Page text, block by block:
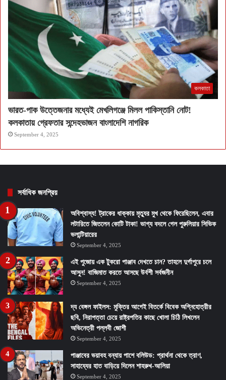
কলকাতা
ভারত-পাক উত্তেজনার মধ্যেই মেখলিগঞ্জে মিলল পাকিস্তানি নোট!
কলকাতায় গ্রেফতার সন্দেহভাজন বাংলাদেশি নাগরিক
September 4, 2025
সর্বাধিক জনপ্রিয়
অবিশ্বাস্য! ট্রাকের ধাক্কায় মৃত্যুর মুখ থেকে ফিরেছিলেন, এবার
লটারিতে জিতলেন কোটি টাকা! ভাগ্য বদলে গেল পুরুলিয়ার সিভিক
ভলান্টিয়ারের
September 4, 2025
এই পুজোয় এক টুকরো পাঞ্জাব দেখতে চান? তাহলে দুর্গাপুরে চলে
আসুন! বাজিমাত করতে আসছে উর্বশী সর্বজনীন
September 4, 2025
দ্য বেঙ্গল ফাইলস: মুক্তির আগেই বিতর্কে বিবেক অগ্নিহোত্রীর
ছবি, নিরাপত্তা চেয়ে রাষ্ট্রপতির কাছে খোলা চিঠি লিখলেন
অভিনেত্রী পল্লবী জোশী
September 4, 2025
পাঞ্জাবের ভয়াবহ বন্যায় পাশে বলিউড: প্রার্থনা থেকে ত্রাণ,
সাহায্যের হাত বাড়িয়ে দিলেন শাহরুখ-আলিয়া
September 4, 2025